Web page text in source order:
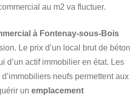
au m2 va fluctuer.
à Fontenay-sous-Bois
Le prix d’un local brut de béton
d’un actif immobilier en état. Les
neufs permettent aux
un emplacement